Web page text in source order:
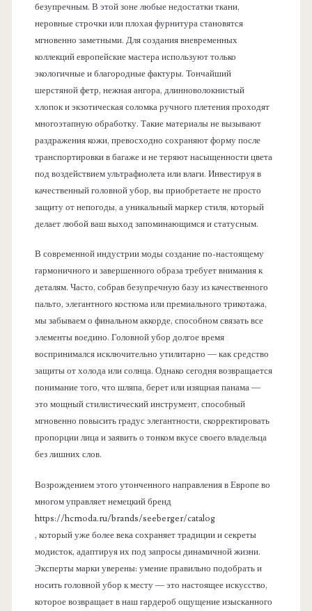
безупречным. В этой зоне любые недостатки ткани,
неровные строчки или плохая фурнитура становятся
мгновенно заметными. Для создания вневременных
коллекций европейские мастера используют только
экологичные и благородные фактуры. Тончайший
шерстяной фетр, нежная ангора, длинноволокнистый
хлопок и экзотическая соломка ручного плетения проходят
многоэтапную обработку. Такие материалы не вызывают
раздражения кожи, превосходно сохраняют форму после
транспортировки в багаже и не теряют насыщенности цвета
под воздействием ультрафиолета или влаги. Инвестируя в
качественный головной убор, вы приобретаете не просто
защиту от непогоды, а уникальный маркер стиля, который
делает любой ваш выход запоминающимся и статусным.
В современной индустрии моды создание по-настоящему
гармоничного и завершенного образа требует внимания к
деталям. Часто, собрав безупречную базу из качественного
пальто, элегантного костюма или премиального трикотажа,
мы забываем о финальном аккорде, способном связать все
элементы воедино. Головной убор долгое время
воспринимался исключительно утилитарно — как средство
защиты от холода или солнца. Однако сегодня возвращается
понимание того, что шляпа, берет или изящная панама —
это мощный стилистический инструмент, способный
мгновенно повысить градус элегантности, скорректировать
пропорции лица и заявить о тонком вкусе своего владельца
без лишних слов.
Возрождением этого утонченного направления в Европе во
многом управляет немецкий бренд
https://hcmoda.ru/brands/seeberger/catalog
, который уже более века сохраняет традиции и секреты
модисток, адаптируя их под запросы динамичной жизни.
Эксперты марки уверены: умение правильно подобрать и
носить головной убор к месту — это настоящее искусство,
которое возвращает в наш гардероб ощущение изысканного